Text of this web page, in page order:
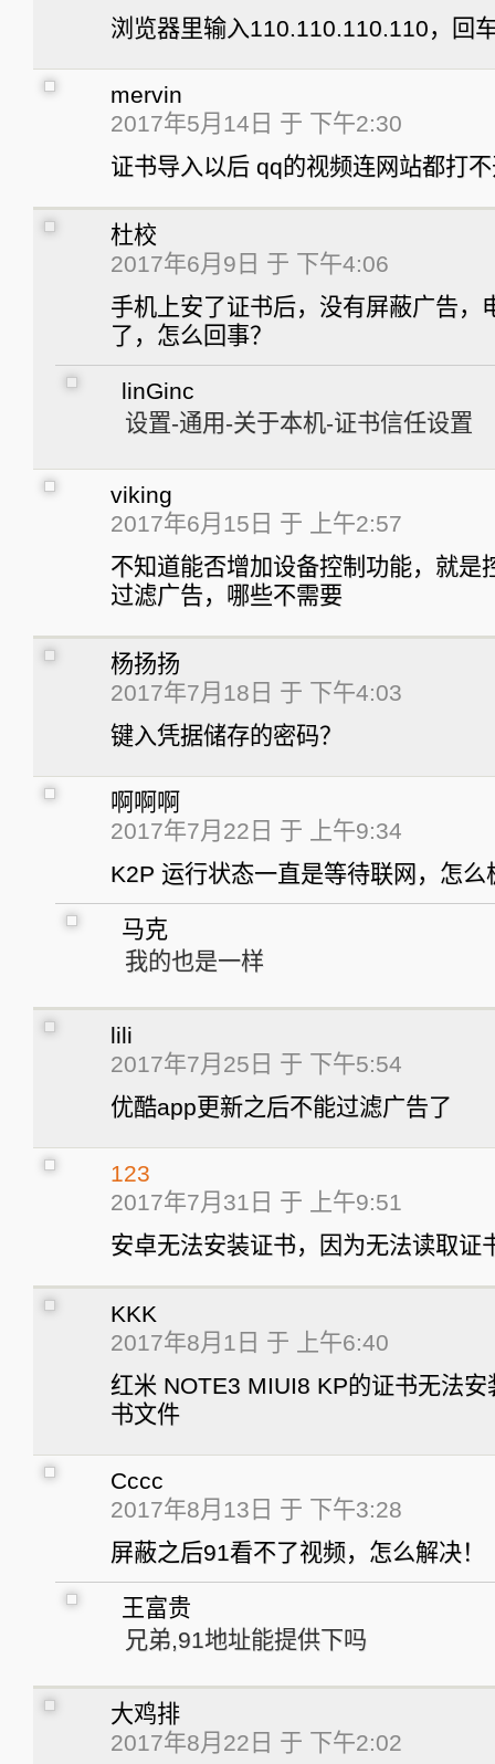
浏览器里输入110.110.110.110，回
mervin
2017年5月14日 于 下午2:30
证书导入以后 qq的视频连网站都打
杜校
2017年6月9日 于 下午4:06
手机上安了证书后，没有屏蔽广告，
了，怎么回事？
linGinc
设置-通用-关于本机-证书信任设置
viking
2017年6月15日 于 上午2:57
不知道能否增加设备控制功能，就是
过滤广告，哪些不需要
杨扬扬
2017年7月18日 于 下午4:03
键入凭据储存的密码？
啊啊啊
2017年7月22日 于 上午9:34
K2P 运行状态一直是等待联网，怎么
马克
我的也是一样
lili
2017年7月25日 于 下午5:54
优酷app更新之后不能过滤广告了
123
2017年7月31日 于 上午9:51
安卓无法安装证书，因为无法读取证
KKK
2017年8月1日 于 上午6:40
红米 NOTE3 MIUI8 KP的证书无法
书文件
Cccc
2017年8月13日 于 下午3:28
屏蔽之后91看不了视频，怎么解决！
王富贵
兄弟,91地址能提供下吗
大鸡排
2017年8月22日 于 下午2:02